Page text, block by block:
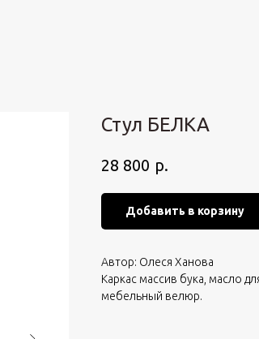
Стул БЕЛКА
28 800 р.
Добавить в корзину
Автор: Олеся Ханова
Каркас массив бука, масло
мебельный велюр.